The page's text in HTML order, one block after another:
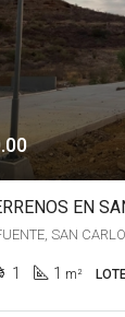
EN
SAN
1 1 m²